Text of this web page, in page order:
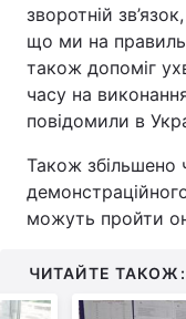
зворотній
що ми на
також допоміг
часу на
повідомили в
Також збільшено
можуть пройти
ЧИТАЙТЕ ТАКОЖ: